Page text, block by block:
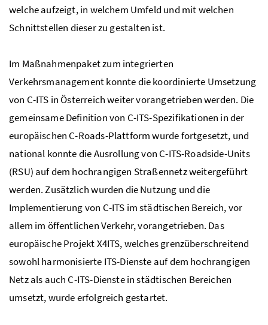
welche aufzeigt, in welchem Umfeld und mit welchen
Schnittstellen dieser zu gestalten ist.
Im Maßnahmenpaket zum integrierten
Verkehrsmanagement konnte die koordinierte Umsetzung
von C-ITS in Österreich weiter vorangetrieben werden. Die
gemeinsame Definition von C-ITS-Spezifikationen in der
europäischen C-Roads-Plattform wurde fortgesetzt, und
national konnte die Ausrollung von C-ITS-Roadside-Units
(RSU) auf dem hochrangigen Straßennetz weitergeführt
werden. Zusätzlich wurden die Nutzung und die
Implementierung von C-ITS im städtischen Bereich, vor
allem im öffentlichen Verkehr, vorangetrieben. Das
europäische Projekt X4ITS, welches grenzüberschreitend
sowohl harmonisierte ITS-Dienste auf dem hochrangigen
Netz als auch C-ITS-Dienste in städtischen Bereichen
umsetzt, wurde erfolgreich gestartet.